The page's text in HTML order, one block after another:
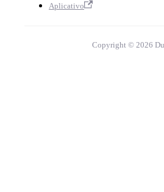
Aplicativo
Copyright © 2026